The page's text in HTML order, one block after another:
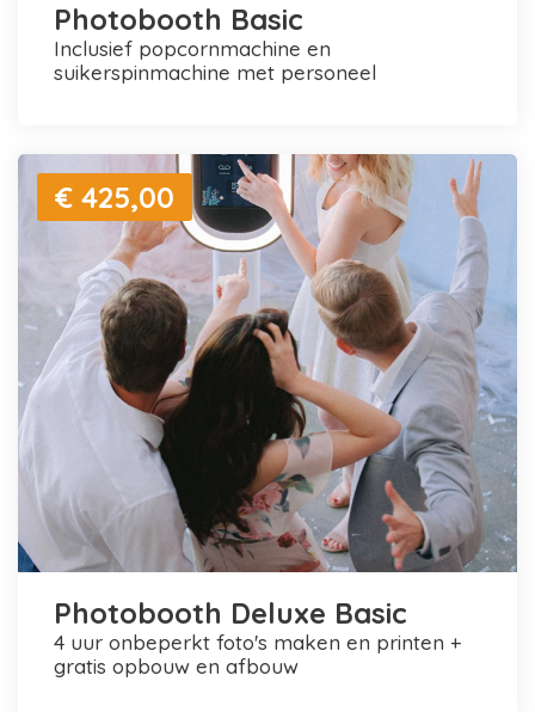
Photobooth Basic
inclusief popcornmachine en
suikerspinmachine met personeel
€ 425,00
Photobooth Deluxe Basic
4 uur onbeperkt foto's maken en printen +
gratis opbouw en afbouw